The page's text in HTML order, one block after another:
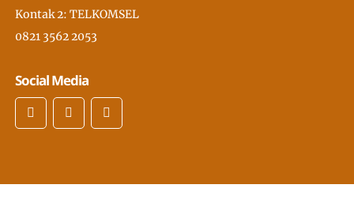
Kontak 2: TELKOMSEL
0821 3562 2053
Social Media